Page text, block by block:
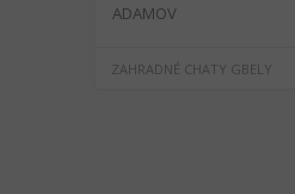
ADAMOV
ZAHRADNÉ CHATY GBELY